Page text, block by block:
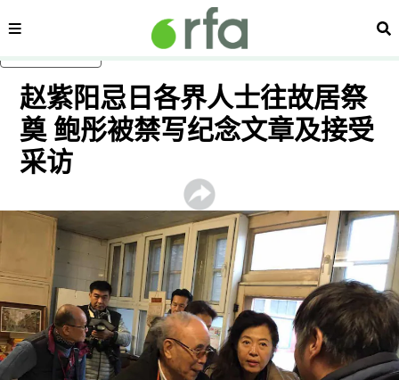
内容分类 搜
赵紫阳忌日各界人士往故居祭
奠 鲍彤被禁写纪念文章及接受
采访